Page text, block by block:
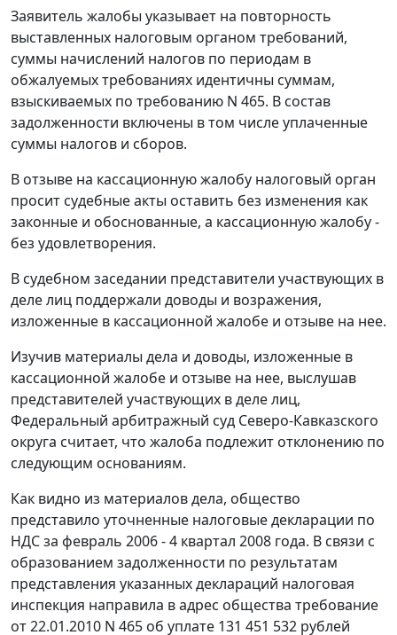
Заявитель жалобы указывает на повторность
выставленных налоговым органом требований,
суммы начислений налогов по периодам в
обжалуемых требованиях идентичны суммам,
взыскиваемых по требованию N 465. В состав
задолженности включены в том числе уплаченные
суммы налогов и сборов.
В отзыве на кассационную жалобу налоговый орган
просит судебные акты оставить без изменения как
законные и обоснованные, а кассационную жалобу -
без удовлетворения.
В судебном заседании представители участвующих в
деле лиц поддержали доводы и возражения,
изложенные в кассационной жалобе и отзыве на нее.
Изучив материалы дела и доводы, изложенные в
кассационной жалобе и отзыве на нее, выслушав
представителей участвующих в деле лиц,
Федеральный арбитражный суд Северо-Кавказского
округа считает, что жалоба подлежит отклонению по
следующим основаниям.
Как видно из материалов дела, общество
представило уточненные налоговые декларации по
НДС за февраль 2006 - 4 квартал 2008 года. В связи с
образованием задолженности по результатам
представления указанных деклараций налоговая
инспекция направила в адрес общества требование
от 22.01.2010 N 465 об уплате 131 451 532 рублей